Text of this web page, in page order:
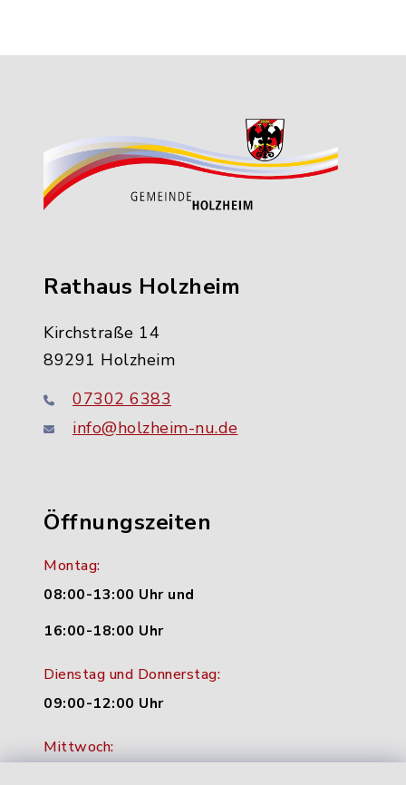
Rathaus Holzheim
Kirchstraße 14
89291 Holzheim
07302 6383
info@holzheim-nu.de
Öffnungszeiten
Montag:
08:00-13:00 Uhr und
16:00-18:00 Uhr
Dienstag und Donnerstag:
09:00-12:00 Uhr
Mittwoch: